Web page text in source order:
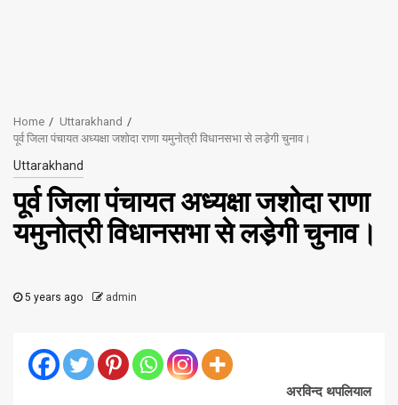
Home
Uttarakhand
पूर्व जिला पंचायत अध्यक्षा जशोदा राणा यमुनोत्री विधानसभा से लडे़गी चुनाव।
Uttarakhand
पूर्व जिला पंचायत अध्यक्षा जशोदा राणा
यमुनोत्री विधानसभा से लडे़गी चुनाव।
5 years ago admin
अरविन्द थपलियाल